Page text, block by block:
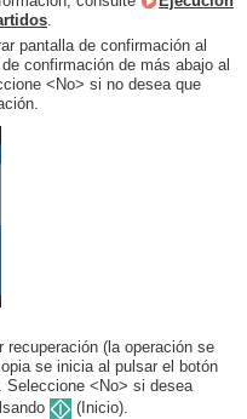
.
pantalla de confirmación al
confirmación de más abajo al
<No> si no desea que
(la operación se
se inicia al pulsar el botón
Seleccione <No> si desea
(Inicio).